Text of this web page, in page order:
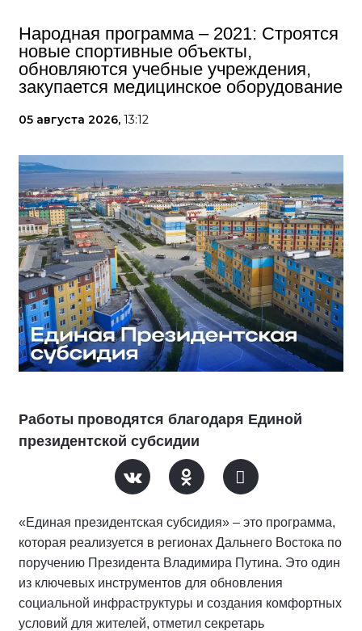
Народная программа – 2021: Строятся
новые спортивные объекты,
обновляются учебные учреждения,
закупается медицинское оборудование
05 августа 2026, 13:12
Работы проводятся благодаря Единой
президентской субсидии
«Единая президентская субсидия» – это программа,
которая реализуется в регионах Дальнего Востока по
поручению Президента Владимира Путина. Это один
из ключевых инструментов для обновления
социальной инфраструктуры и создания комфортных
условий для жителей, отметил секретарь